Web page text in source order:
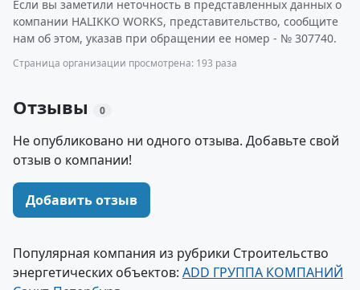
Если вы заметили неточность в представленных данных о
компании HALIKKO WORKS, представительство, сообщите
нам об этом, указав при обращении ее номер - № 307740.
Страница организации просмотрена: 193 раза
Отзывы 0
Не опубликовано ни одного отзыва. Добавьте свой
отзыв о компании!
Добавить отзыв
Популярная компания из рубрики Строительство
энергетических объектов: ADD ГРУППА КОМПАНИЙ